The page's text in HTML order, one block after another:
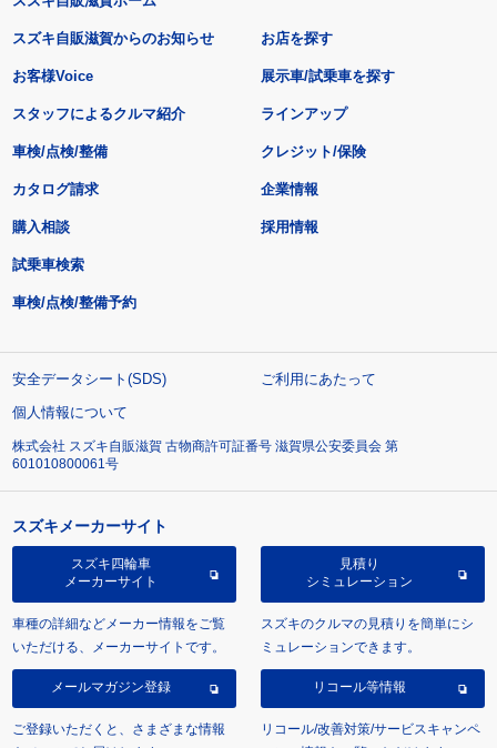
スズキ自販滋賀からのお知らせ
お客様Voice
スタッフによるクルマ紹介
お店を探す
展示車/試乗車を探す
ラインアップ
車検/点検/整備 クレジット/保険
カタログ請求
購入相談
試乗車検索
車検/点検/整備予約
企業情報
採用情報
安全データシート(SDS)
ご利用にあたって
個人情報について
株式会社 スズキ自販滋賀 古物商許可証番号 滋賀県公安委員会 第
601010800061号
スズキメーカーサイト
スズキ四輪車
メーカーサイト
車種の詳細などメーカー情報をご覧
いただける、メーカーサイトです。
見積り
シミュレーション
スズキのクルマの見積りを簡単にシ
ミュレーションできます。
メールマガジン登録
ご登録いただくと、さまざまな情報
リコール等情報
リコール/改善対策/サービスキャンペ